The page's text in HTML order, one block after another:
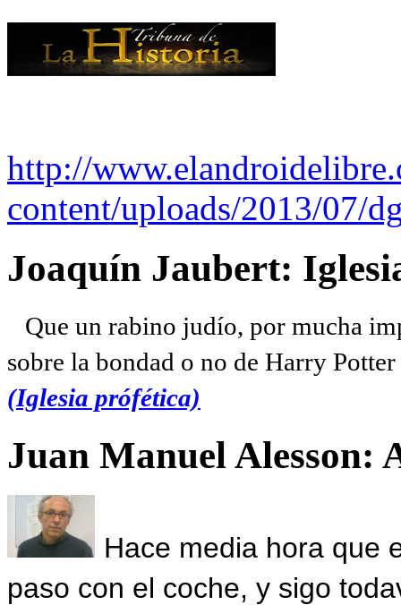
http://
content/uploads/2013/07/
Joaquín Jaubert:
Que un rabino judío, por mucha
sobre la bondad o no de Harry
(Iglesia prófética)
Juan Manuel Alesson:
Hace media hora que
paso con el coche, y sigo